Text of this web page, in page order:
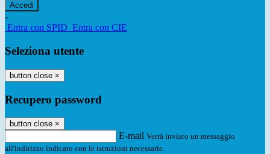
-
Entra con SPID Entra con CIE
Seleziona utente
button close ×
Recupero password
button close ×
E-mail Verrà inviato un messaggio
all'indirizzo indicato con le istruzioni necessarie.